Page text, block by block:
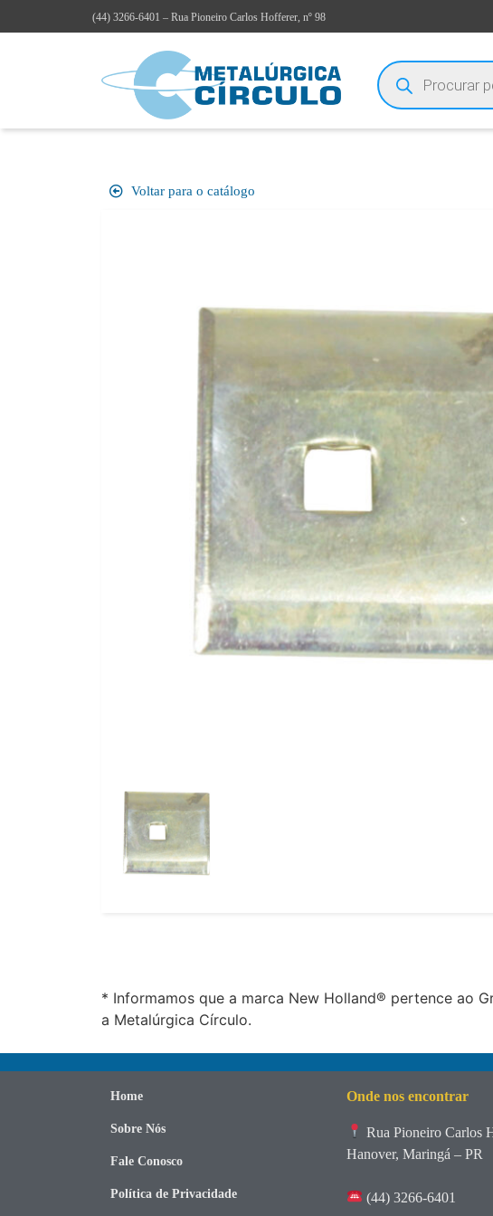
(44) 3266-6401 – Rua Pioneiro Carlos Hofferer, nº 98
Voltar para o catálogo
* Informamos que a marca New Holland® pertence ao
a Metalúrgica Círculo.
Home
Sobre Nós
Fale Conosco
Política de Privacidade
Onde nos encontrar
Rua Pioneiro Carlos
Hanover, Maringá – PR
(44) 3266-6401